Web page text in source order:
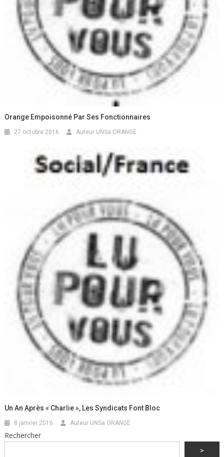
Orange Empoisonné Par Ses Fonctionnaires
27 octobre 2016 Auteur UNSa ORANGE
Un An Après « Charlie », Les Syndicats Font Bloc
8 janvier 2016 Auteur UNSa ORANGE
Rechercher
>